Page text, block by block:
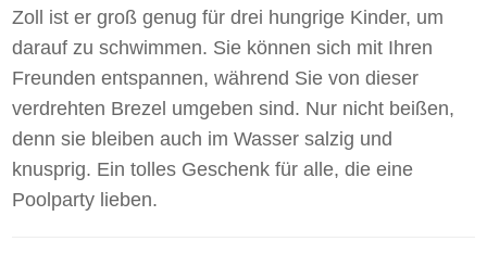
Zoll ist er groß genug für drei hungrige Kinder, um
darauf zu schwimmen. Sie können sich mit Ihren
Freunden entspannen, während Sie von dieser
verdrehten Brezel umgeben sind. Nur nicht beißen,
denn sie bleiben auch im Wasser salzig und
knusprig. Ein tolles Geschenk für alle, die eine
Poolparty lieben.